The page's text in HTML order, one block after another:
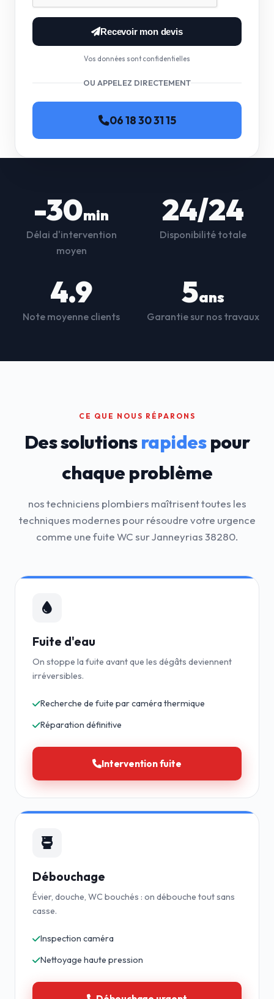
Recevoir mon devis
Vos données sont confidentielles
OU APPELEZ DIRECTEMENT
06 18 30 31 15
-30min
Délai d'intervention
moyen
24/24
Disponibilité totale
4.9
Note moyenne clients
5ans
Garantie sur nos travaux
CE QUE NOUS RÉPARONS
Des solutionsrapidespour
chaque problème
nos techniciens plombiers maîtrisent toutes les
techniques modernes pour résoudre votre urgence
comme une fuite WC sur Janneyrias 38280.
Fuite d'eau
On stoppe la fuite avant que les dégâts deviennent
irréversibles.
Recherche de fuite par caméra thermique
Réparation définitive
Intervention fuite
Débouchage
Évier, douche, WC bouchés : on débouche tout sans
casse.
Inspection caméra
Nettoyage haute pression